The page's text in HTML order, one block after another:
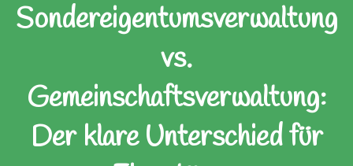
Sondereigentumsverwaltung
vs.
Gemeinschaftsverwaltung:
Der klare Unterschied für